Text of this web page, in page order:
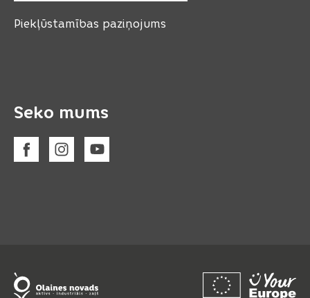
Piekļūstamības paziņojums
Seko mums